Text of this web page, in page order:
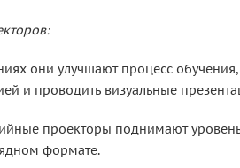
они улучшают процесс
и проводить визуальные
проекторы поднимают
формате.